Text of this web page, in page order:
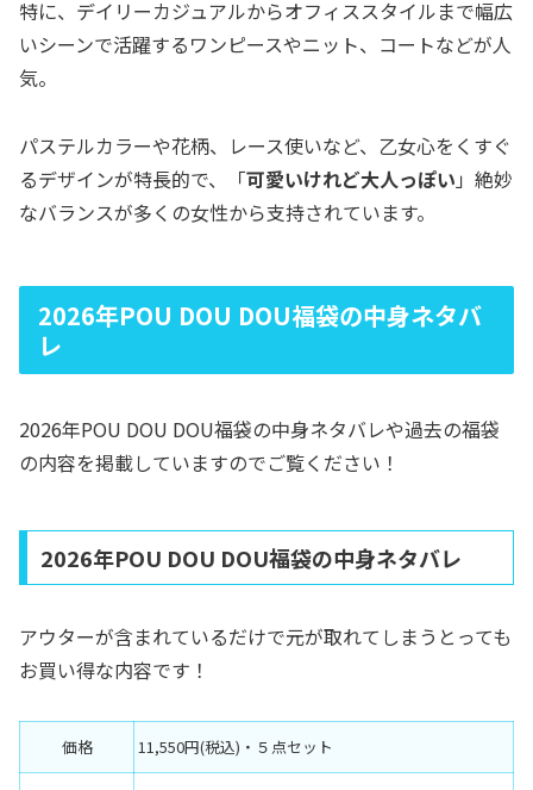
特に、デイリーカジュアルからオフィススタイルまで幅広
いシーンで活躍するワンピースやニット、コートなどが人
気。
パステルカラーや花柄、レース使いなど、乙女心をくすぐ
るデザインが特長的で、「可愛いけれど大人っぽい 」絶妙
なバランスが多くの女性から支持されています。
2026年POU DOU DOU福袋の中身ネタバ
レ
2026年POU DOU DOU福袋の中身ネタバレや過去の福袋
の内容を掲載していますのでご覧ください！
2026年POU DOU DOU福袋の中身ネタバレ
アウターが含まれているだけで元が取れてしまうとっても
お買い得な内容です！
価格 11,550円(税込)・５点セット